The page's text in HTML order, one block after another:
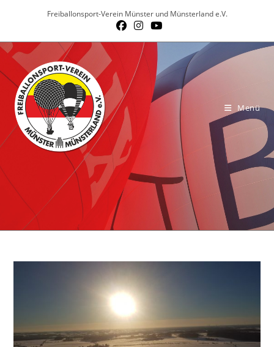
Freiballonsport-Verein Münster und Münsterland e.V.
Menü